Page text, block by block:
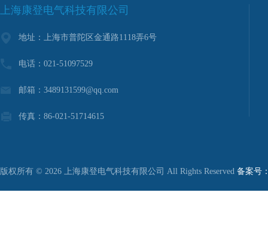
上海康登电气科技有限公司
地址：上海市普陀区金通路1118弄6号
电话：021-51097529
邮箱：3489131599@qq.com
传真：86-021-51714615
版权所有 © 2026 上海康登电气科技有限公司 All Rights Reserved 备案号